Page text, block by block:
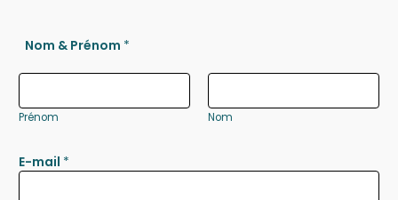
Nom & Prénom *
Prénom Nom
E-mail *